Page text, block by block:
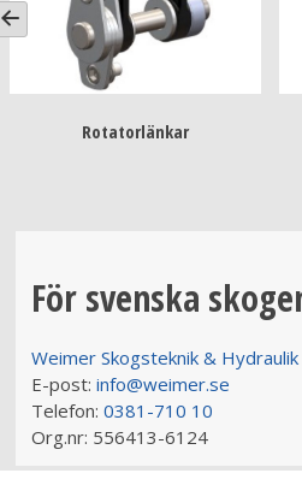
Rotatorlänkar
För svenska
Weimer Skogsteknik & Hydraulik
E-post: info@weimer.se
Telefon: 0381-710 10
Org.nr: 556413-6124